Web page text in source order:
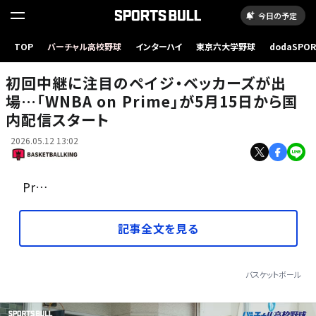
今日の予定
TOP バーチャル高校野球 インターハイ 東京六大学野球
初回中継に注目のペイジ・ベッカーズが出
場…「WNBA on Prime」が5月15日から国
内配信スタート
2026.05.12 13:02
Pr…
記事全文を見る
バスケットボール